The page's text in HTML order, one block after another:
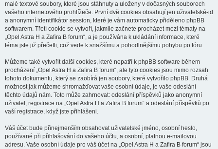
malé textové soubory, které jsou stáhnuty a uloženy v dočasných souborech
vašeho internetového prohlížeče. První dvě cookies obsahují jen uživatelské-id
a anonymní identifikátor session, které je vám automaticky přiděleno phpBB
softwarem. Třetí cookie se vytvoří, jakmile začnete procházet mezi tématy na
„Opel Astra H a Zafira B forum“, a je používána k ukládání informace, které
téma jste již přečetli, což vede k snažšímu a pohodlnějšímu pohybu po fóru.
Můžeme také vytvořit další cookies, které nepatří k phpBB software během
procházení „Opel Astra H a Zafira B forum“, ale tyto cookies jsou mimo rozsah
tohoto dokumentu, který se zaobírá jen soubory, které vytvořilo phpBB. Druhá
možnost jak můžeme shromažďovat vaše osobní údaje, je vaše odeslání
těchto údajů nám. Toto může zahrnovat: odeslání příspěvků jako anonymní
uživatel, registrace na „Opel Astra H a Zafira B forum“ a odeslání příspěvků po
vaší registrace, když jste přihlášeni.
Váš účet bude přinejmenším obsahovat uživatelské jméno, osobní heslo,
používané při přihlašování do vašeho účtu, a osobní, platnou e-mailovou
adresu. Vaše osobní údaje pro váš účet na „Opel Astra H a Zafira B forum“ jsou